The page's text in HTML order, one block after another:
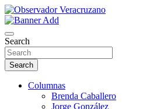
Observador Veracruzano
Search
Search
Columnas
Brenda Caballero
Jorge González